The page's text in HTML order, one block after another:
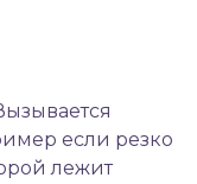
если резко
лежит